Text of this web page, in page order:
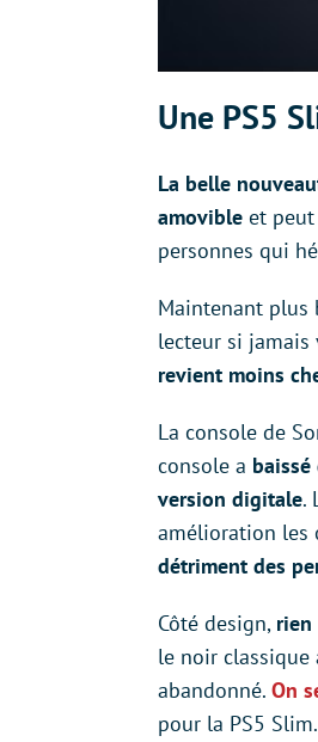
Une PS5
La belle
amovible et
personnes qui
Maintenant plus
lecteur si jamais
revient moins
La console de
console a
version digitale.
amélioration les
détriment des
Côté design, rien
le noir
abandonné. On
pour la PS5 Slim.